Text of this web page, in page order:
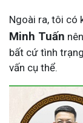
Ngoài ra, tôi có
Minh Tuấn
bất cứ tình
vấn cụ thể.